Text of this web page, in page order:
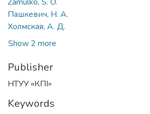
Пашкевич, Н. А.
Холмская, А. Д.
Show 2 more
Publisher
НТУУ «КПІ»
Keywords